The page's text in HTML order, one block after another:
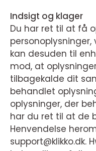
Indsigt og klager
Du har ret til at få
kan desuden til
mod, at
tilbagekalde dit
behandlet
oplysninger, der
har du ret til at de
Henvendelse
support@klikko.dk.